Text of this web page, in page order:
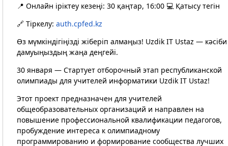
📍 Онлайн іріктеу кезеңі: 30 қаңтар, 16:00 💻 Қатысу тегін
🔗 Тіркелу: auth.cpfed.kz
Өз мүмкіндігіңізді жіберіп алмаңыз! Uzdik IT Ustaz — кәсіби
дамуыңыздың жаңа деңгейі.
30 января — Стартует отборочный этап республиканской
олимпиады для учителей информатики Uzdik IT Ustaz!
Этот проект предназначен для учителей
общеобразовательных организаций и направлен на
повышение профессиональной квалификации педагогов,
пробуждение интереса к олимпиадному
программированию и формирование сообщества лучших